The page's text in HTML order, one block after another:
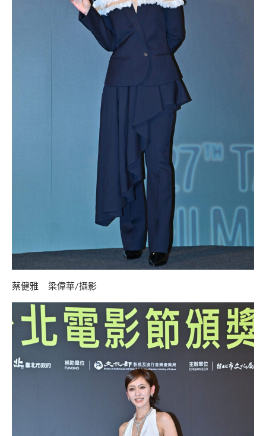
蔡健雅 梁偉華/攝影